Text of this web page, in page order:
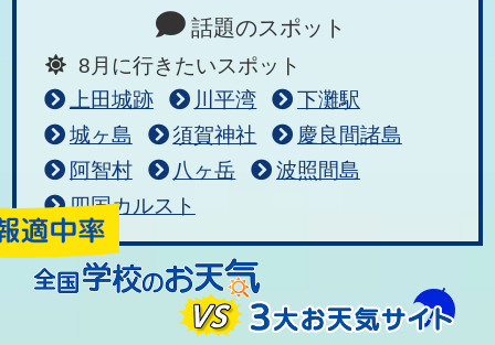
話題のスポット
8月に行きたいスポット
上田城跡
川平湾
下灘駅
城ヶ島
須賀神社
慶良間諸島
阿智村
八ヶ岳
波照間島
四国カルスト